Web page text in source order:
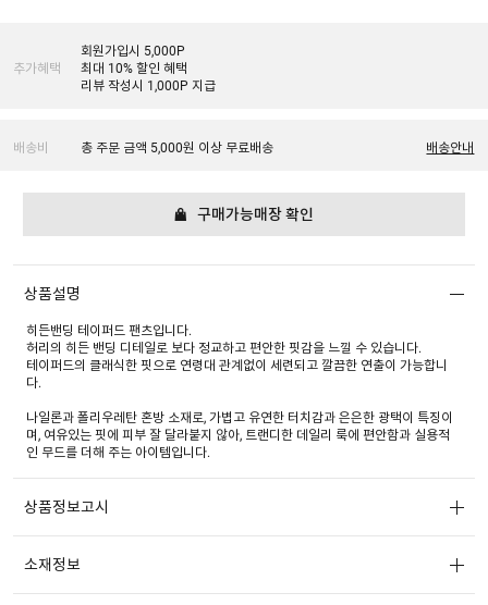
추가혜택
회원가입시 5,000P
최대 10% 할인 혜택
리뷰 작성시 1,000P 지급
배송비 총 주문 금액 5,000원 이상 무료배송 배송안내
구매가능매장 확인
상품설명
히든밴딩 테이퍼드 팬츠입니다.
허리의 히든 밴딩 디테일로 보다 정교하고 편안한 핏감을 느낄 수 있습니다.
테이퍼드의 클래식한 핏으로 연령대 관계없이 세련되고 깔끔한 연출이 가능합니
다.
나일론과 폴리우레탄 혼방 소재로, 가볍고 유연한 터치감과 은은한 광택이 특징이
며, 여유있는 핏에 피부 잘 달라붙지 않아, 트랜디한 데일리 룩에 편안함과 실용적
인 무드를 더해 주는 아이템입니다.
상품정보고시
소재정보